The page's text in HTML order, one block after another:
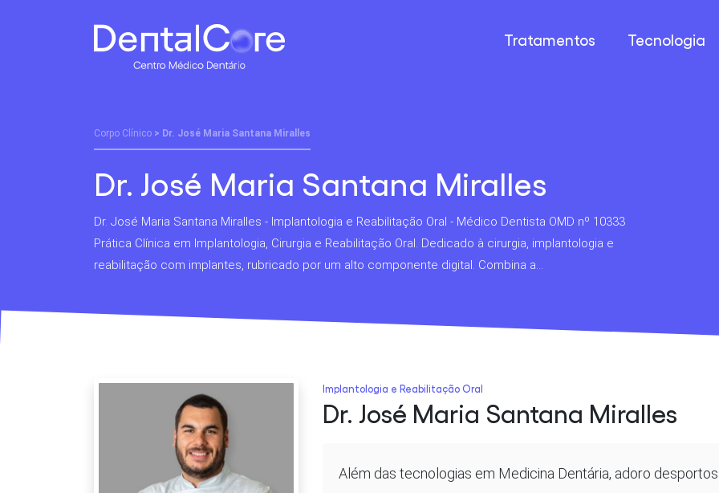
Tratamentos Tecnologia
Corpo Clínico > Dr. José Maria Santana Miralles
Dr. José Maria Santana Miralles
Dr. José Maria Santana Miralles - Implantologia e Reabilitação Oral - Médico Dentista OMD nº 10333
Prática Clínica em Implantologia, Cirurgia e Reabilitação Oral. Dedicado à cirurgia, implantologia e
reabilitação com implantes, rubricado por um alto componente digital. Combina a...
Implantologia e Reabilitação Oral
Dr. José Maria Santana Miralles
Além das tecnologias em Medicina Dentária, adoro